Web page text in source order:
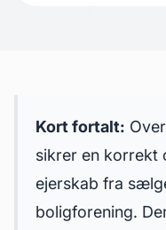
Kort fortalt:
sikrer en korrekt
ejerskab fra
boligforening.